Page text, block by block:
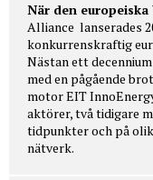
När den
Alliance lanserades
konkurrenskraftig
Nästan ett
med en pågående
motor EIT
aktörer, två tidigare
tidpunkter och på
nätverk.